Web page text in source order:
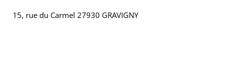
15, rue du Carmel 27930 GRAVIGNY